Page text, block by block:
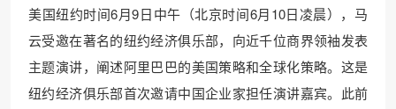
美国纽约时间6月9日中午（北京时间6月10日凌晨），马
云受邀在著名的纽约经济俱乐部，向近千位商界领袖发表
主题演讲，阐述阿里巴巴的美国策略和全球化策略。这是
纽约经济俱乐部首次邀请中国企业家担任演讲嘉宾。此前